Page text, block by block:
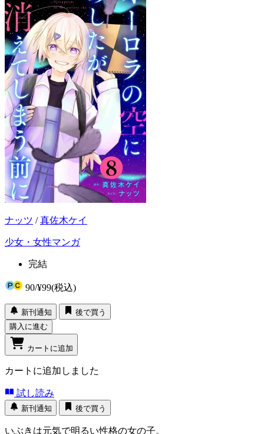
ナッツ /真佐木ケイ
少女・女性マンガ
完結
90/¥99(税込)
新刊通知
後で買う
購入に進む
カートに追加
カートに追加しました
試し読み
新刊通知 後で買う
いぶきは元気で明るい性格の女の子。